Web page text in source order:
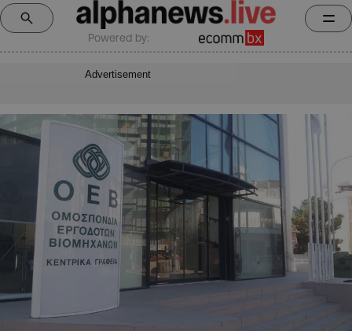
Powered by:
Advertisement